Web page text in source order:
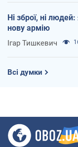
Ні зброї, ні
нову армію
Ігар Тишкевич
Всі думки